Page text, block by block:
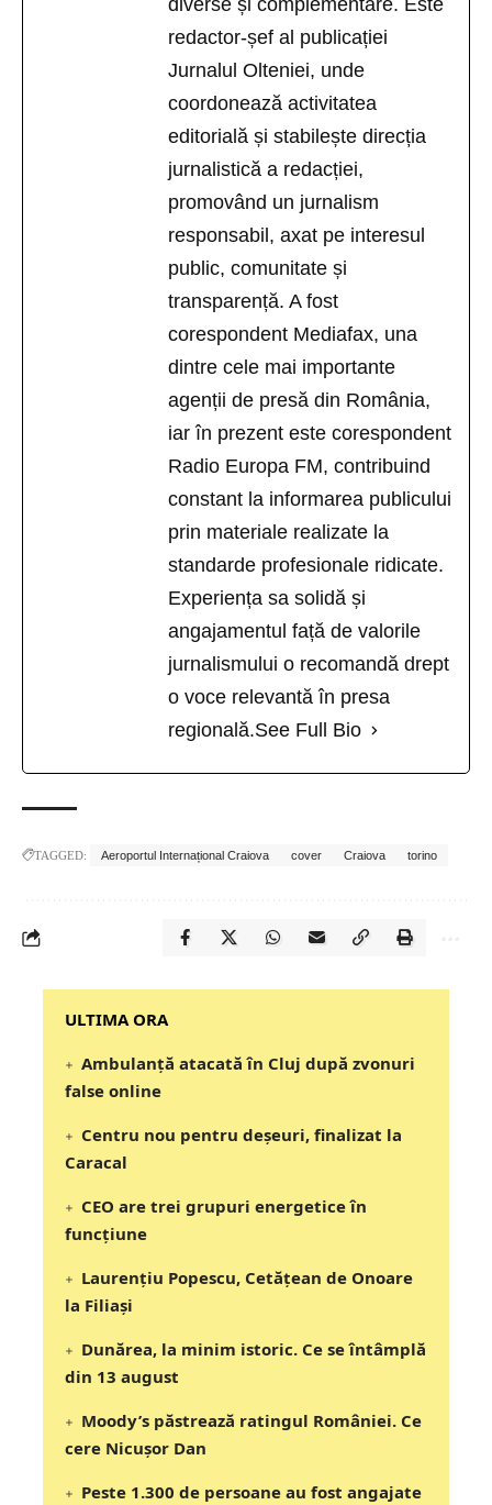
diverse și complementare. Este
redactor-șef al publicației
Jurnalul Olteniei, unde
coordonează activitatea
editorială și stabilește direcția
jurnalistică a redacției,
promovând un jurnalism
responsabil, axat pe interesul
public, comunitate și
transparență. A fost
corespondent Mediafax, una
dintre cele mai importante
agenții de presă din România,
iar în prezent este corespondent
Radio Europa FM, contribuind
constant la informarea publicului
prin materiale realizate la
standarde profesionale ridicate.
Experiența sa solidă și
angajamentul față de valorile
jurnalismului o recomandă drept
o voce relevantă în presa
regională.See Full Bio
TAGGED: Aeroportul Internațional Craiova cover Craiova torino
‎‎‎‎‎‎‎ULTIMA ORA
Ambulanță atacată în Cluj după zvonuri
false online
Centru nou pentru deșeuri, finalizat la
Caracal
CEO are trei grupuri energetice în
funcțiune
Laurențiu Popescu, Cetățean de Onoare
la Filiași
Dunărea, la minim istoric. Ce se întâmplă
din 13 august
Moody’s păstrează ratingul României. Ce
cere Nicușor Dan
Peste 1.300 de persoane au fost angajate